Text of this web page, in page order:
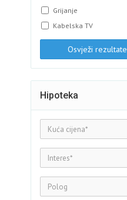
Grijanje
Kabelska TV
Osvježi rezultate
Hipoteka